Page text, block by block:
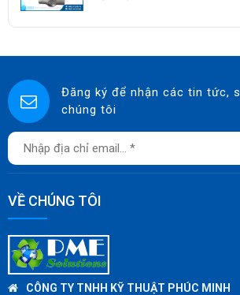
KUNKLE
SINGAFLEX
DKM
JOKWANG
HAWKS
ZETKAMA
BZE
DYNO
Đăng ký để nhận các tin tức,
chúng tôi
VỀ CHÚNG TÔI
CÔNG TY TNHH KỸ THUẬT PHÚC MINH